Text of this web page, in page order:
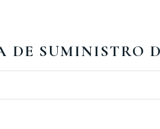
DE SUMINISTRO